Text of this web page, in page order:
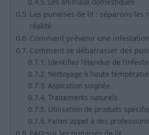
Les punaises de lit : séparons les
réalité
Comment prévenir une
Comment se débarrasser des
Identifiez l’étendue de
Nettoyage à haute
Aspiration soignée
Traitements naturels
Utilisation de produits
Faites appel à des